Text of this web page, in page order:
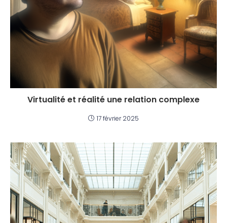
Virtualité et réalité une relation complexe
17 février 2025